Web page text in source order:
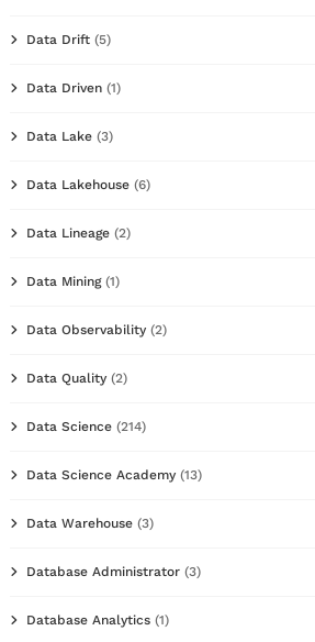
Data Drift (5)
Data Driven (1)
Data Lake (3)
Data Lakehouse (6)
Data Lineage (2)
Data Mining(1)
Data Observability (2)
Data Quality (2)
Data Science (214)
Data Science Academy (13)
Data Warehouse (3)
Database Administrator (3)
Database Analytics (1)